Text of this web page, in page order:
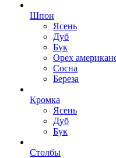
Шпон
Ясень
Дуб
Бук
Орех
Сосна
Береза
Кромка
Ясень
Дуб
Бук
Столбы